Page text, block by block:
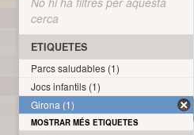
cerca
ETIQUETES
Parcs saludables (1)
Jocs infantils (1)
Girona (1)
MOSTRAR MÉS ETIQUETES